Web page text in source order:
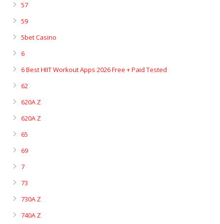
57
59
5bet Casino
6
6 Best HIIT Workout Apps 2026 Free + Paid Tested
62
620A Z
620A Z
65
69
7
73
730A Z
740A Z